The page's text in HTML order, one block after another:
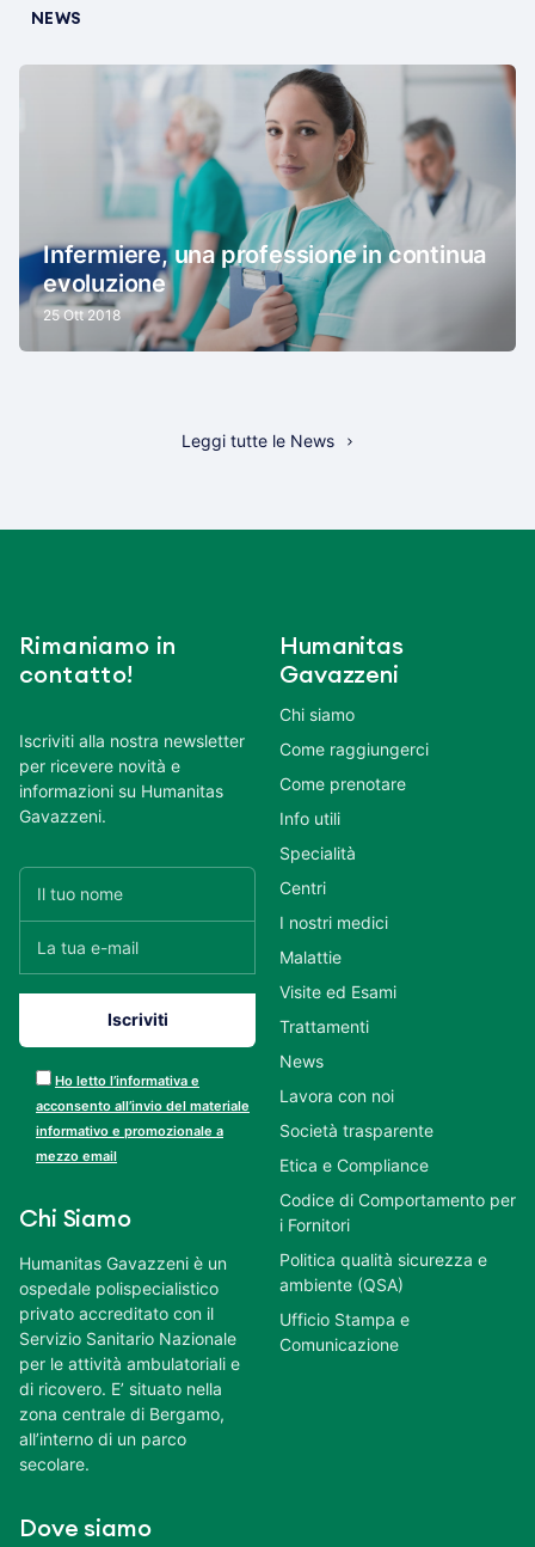
NEWS
Infermiere, una professione in continua
evoluzione
25 Ott 2018
Leggi tutte le News
Rimaniamo in
contatto!
Iscriviti alla nostra newsletter
per ricevere novità e
informazioni su Humanitas
Gavazzeni.
Ho letto l’informativa e
acconsento all’invio del materiale
informativo e promozionale a
mezzo email
Chi Siamo
Humanitas Gavazzeni è un
ospedale polispecialistico
privato accreditato con il
Servizio Sanitario Nazionale
per le attività ambulatoriali e
di ricovero. E’ situato nella
zona centrale di Bergamo,
all’interno di un parco
secolare.
Dove siamo
Humanitas
Gavazzeni
Chi siamo
Come raggiungerci
Come prenotare
Info utili
Specialità
Centri
I nostri medici
Malattie
Visite ed Esami
Trattamenti
News
Lavora con noi
Società trasparente
Etica e Compliance
Codice di Comportamento per
i Fornitori
Politica qualità sicurezza e
ambiente (QSA)
Ufficio Stampa e
Comunicazione